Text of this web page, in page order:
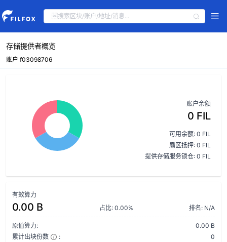
存储提供者概览
账户 f03098706
账户余额
0 FIL
可用余额: 0 FIL
扇区抵押: 0 FIL
提供存储服务锁仓: 0 FIL
有效算力
0.00 B 占比: 0.00% 排名: N/A
原值算力:
0.00 B
累计出块份数
:
0